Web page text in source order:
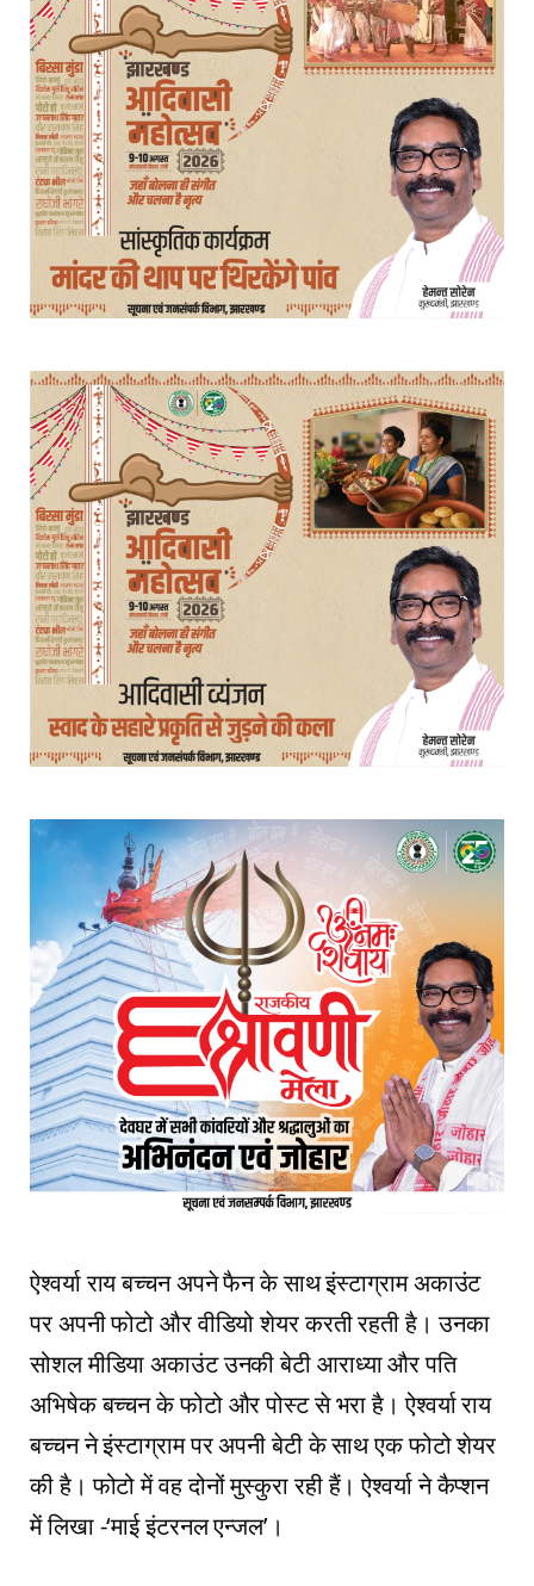
ऐश्वर्या राय बच्चन अपने फैन के साथ इंस्टाग्राम अकाउंट
पर अपनी फोटो और वीडियो शेयर करती रहती है। उनका
सोशल मीडिया अकाउंट उनकी बेटी आराध्या और पति
अभिषेक बच्चन के फोटो और पोस्ट से भरा है। ऐश्वर्या राय
बच्चन ने इंस्टाग्राम पर अपनी बेटी के साथ एक फोटो शेयर
की है। फोटो में वह दोनों मुस्कुरा रही हैं। ऐश्वर्या ने कैप्शन
में लिखा -‘माई इंटरनल एन्जल’।